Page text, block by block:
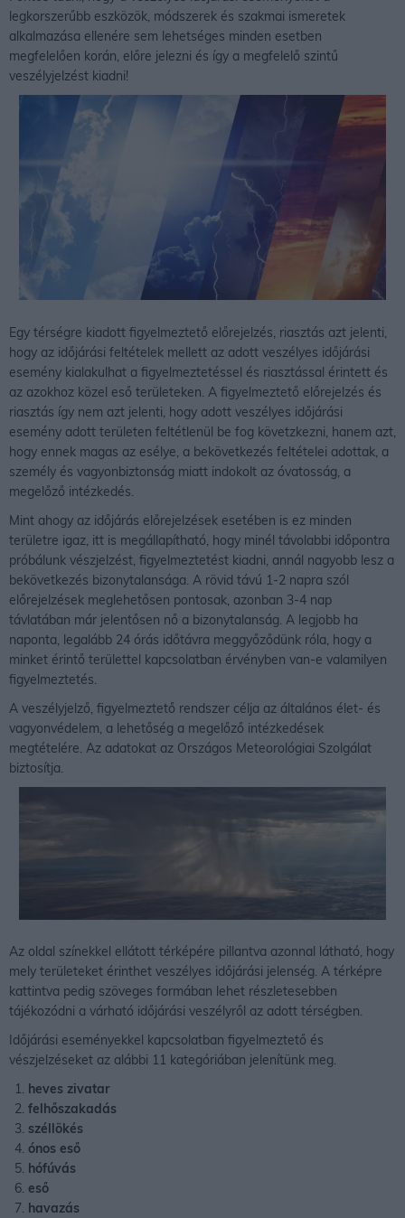
legkorszerűbb eszközök, módszerek és szakmai ismeretek
alkalmazása ellenére sem lehetséges minden esetben
megfelelően korán, előre jelezni és így a megfelelő szintű
veszélyjelzést kiadni!
Egy térségre kiadott figyelmeztető előrejelzés, riasztás azt jelenti,
hogy az időjárási feltételek mellett az adott veszélyes időjárási
esemény kialakulhat a figyelmeztetéssel és riasztással érintett és
az azokhoz közel eső területeken. A figyelmeztető előrejelzés és
riasztás így nem azt jelenti, hogy adott veszélyes időjárási
esemény adott területen feltétlenül be fog követzkezni, hanem azt,
hogy ennek magas az esélye, a bekövetkezés feltételei adottak, a
személy és vagyonbiztonság miatt indokolt az óvatosság, a
megelőző intézkedés.
Mint ahogy az időjárás előrejelzések esetében is ez minden
területre igaz, itt is megállapítható, hogy minél távolabbi időpontra
próbálunk vészjelzést, figyelmeztetést kiadni, annál nagyobb lesz a
bekövetkezés bizonytalansága. A rövid távú 1-2 napra szól
előrejelzések meglehetősen pontosak, azonban 3-4 nap
távlatában már jelentősen nő a bizonytalanság. A legjobb ha
naponta, legalább 24 órás időtávra meggyőződünk róla, hogy a
minket érintő területtel kapcsolatban érvényben van-e valamilyen
figyelmeztetés.
A veszélyjelző, figyelmeztető rendszer célja az általános élet- és
vagyonvédelem, a lehetőség a megelőző intézkedések
megtételére. Az adatokat az Országos Meteorológiai Szolgálat
biztosítja.
Az oldal színekkel ellátott térképére pillantva azonnal látható, hogy
mely területeket érinthet veszélyes időjárási jelenség. A térképre
kattintva pedig szöveges formában lehet részletesebben
tájékozódni a várható időjárási veszélyről az adott térségben.
Időjárási eseményekkel kapcsolatban figyelmeztető és
vészjelzéseket az alábbi 11 kategóriában jelenítünk meg.
heves zivatar
felhőszakadás
széllökés
ónos eső
hófúvás
eső
havazás